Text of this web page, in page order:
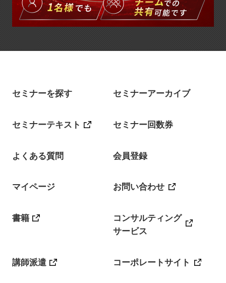
セミナーを探す セミナーアーカイブ
セミナーテキスト セミナー回数券
よくある質問 会員登録
マイページ お問い合わせ
書籍
コンサルティング
サービス
講師派遣 コーポレートサイト